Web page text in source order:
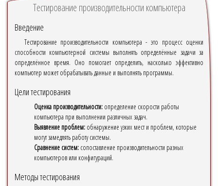
Тестирование производительности компьютера
Введение
Тестирование производительности компьютера - это процесс оценки
способности компьютерной системы выполнять определённые задачи за
определённое время. Оно помогает определить, насколько эффективно
компьютер может обрабатывать данные и выполнять программы.
Цели тестирования
Оценка производительности: определение скорости работы
компьютера при выполнении различных задач.
Выявление проблем: обнаружение узких мест и проблем, которые
могут замедлять работу системы.
Сравнение систем: сопоставление производительности разных
компьютеров или конфигураций.
Методы тестирования